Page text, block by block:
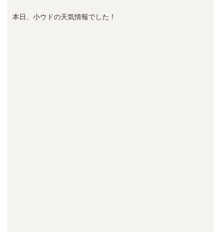
本日、小ウドの天気情報でした！